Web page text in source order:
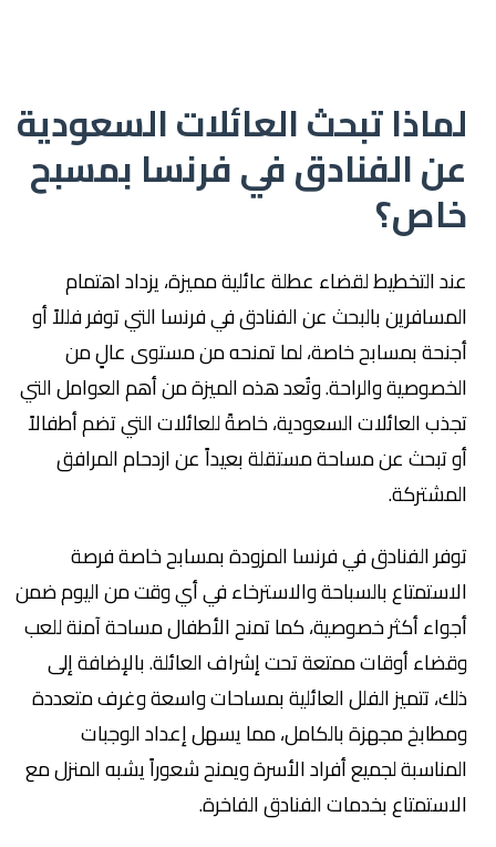
لماذا تبحث العائلات السعودية
عن الفنادق في فرنسا بمسبح
خاص؟
عند التخطيط لقضاء عطلة عائلية مميزة، يزداد اهتمام
المسافرين بالبحث عن الفنادق في فرنسا التي توفر فللاً أو
أجنحة بمسابح خاصة، لما تمنحه من مستوى عالٍ من
الخصوصية والراحة. وتُعد هذه الميزة من أهم العوامل التي
تجذب العائلات السعودية، خاصةً للعائلات التي تضم أطفالاً
أو تبحث عن مساحة مستقلة بعيداً عن ازدحام المرافق
المشتركة.
توفر الفنادق في فرنسا المزودة بمسابح خاصة فرصة
الاستمتاع بالسباحة والاسترخاء في أي وقت من اليوم ضمن
أجواء أكثر خصوصية، كما تمنح الأطفال مساحة آمنة للعب
وقضاء أوقات ممتعة تحت إشراف العائلة. بالإضافة إلى
ذلك، تتميز الفلل العائلية بمساحات واسعة وغرف متعددة
ومطابخ مجهزة بالكامل، مما يسهل إعداد الوجبات
المناسبة لجميع أفراد الأسرة ويمنح شعوراً يشبه المنزل مع
الاستمتاع بخدمات الفنادق الفاخرة.